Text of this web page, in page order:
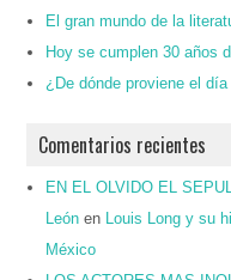
El gran mundo de la
Hoy se cumplen 30 años
¿De dónde proviene el
Comentarios recientes
EN EL OLVIDO EL
León en
Louis Long y su
México